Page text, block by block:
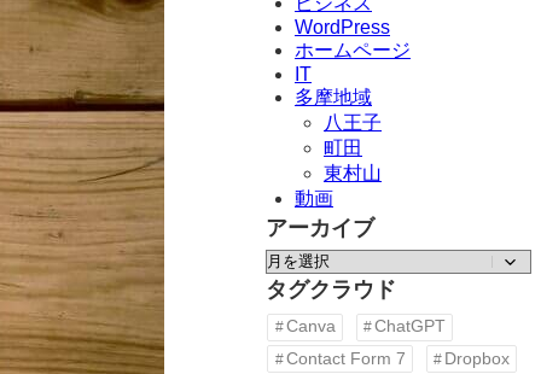
WordPress
ホームページ
IT
多摩地域
八王子
町田
東村山
動画
アーカイブ
ア
ー
カ
イ
ブ
タグクラウド
Canva
ChatGPT
Contact Form 7
Dropbox